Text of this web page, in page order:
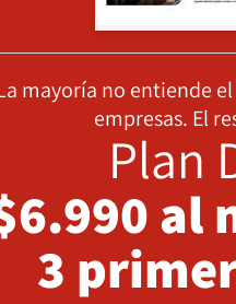
mayoría no entiende
empresas. El
Plan
al
3